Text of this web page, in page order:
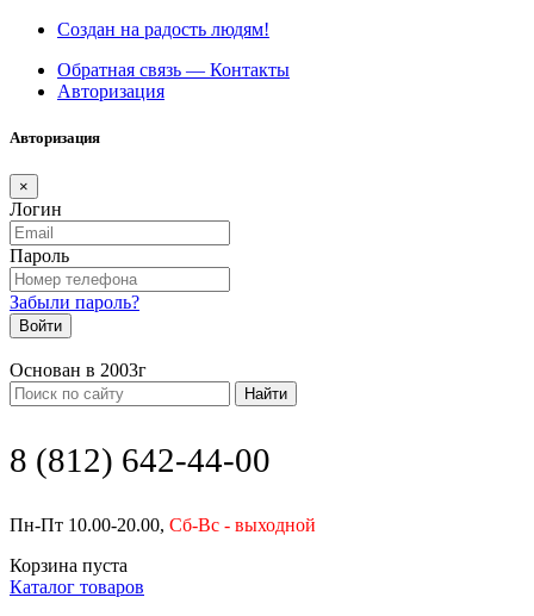
Создан на радость людям!
Обратная связь — Контакты
Авторизация
Авторизация
×
Логин
Пароль
Забыли пароль?
Войти
Основан в 2003г
Найти
8 (812) 642-44-00
Пн-Пт 10.00-20.00, Сб-Вс - выходной
Корзина пуста
Каталог товаров